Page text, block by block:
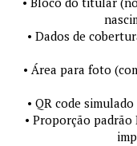
• Dados de
• Área para foto
• QR code
• Proporção